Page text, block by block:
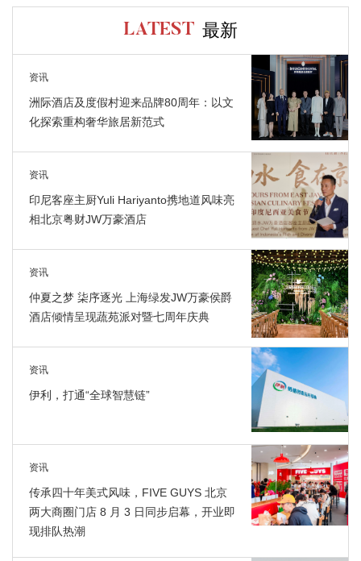
LATEST 最新
资讯
洲际酒店及度假村迎来品牌80周年：以文
化探索重构奢华旅居新范式
资讯
印尼客座主厨Yuli Hariyanto携地道风味亮
相北京粤财JW万豪酒店
资讯
仲夏之梦 柒序逐光 上海绿发JW万豪侯爵
酒店倾情呈现蔬苑派对暨七周年庆典
资讯
伊利，打通“全球智慧链”
资讯
传承四十年美式风味，FIVE GUYS 北京
两大商圈门店 8 月 3 日同步启幕，开业即
现排队热潮